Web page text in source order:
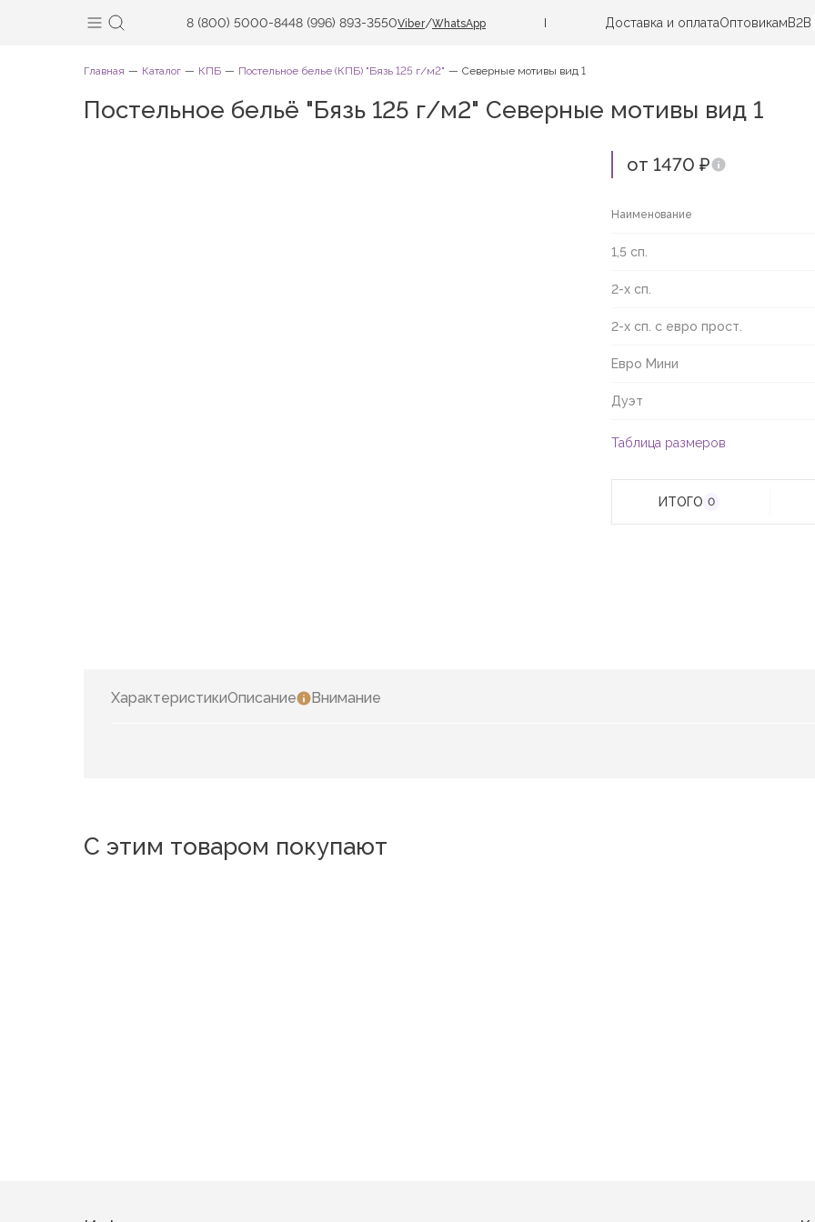
8 (800) 5000-8448 (996) 893-3550Viber/WhatsApp Доставка и оплатаОптовикамB2B
Главная Каталог КПБ Постельное белье (КПБ) "Бязь 125 г/м2" Северные мотивы вид 1
Постельное бельё "Бязь 125 г/м2" Северные мотивы вид 1
от 1470 ₽
Наименование
1,5 сп.
2-х сп.
2-х сп. с евро прост.
Евро Мини
Дуэт
Таблица размеров
ИТОГО 0
ХарактеристикиОписание Внимание
С этим товаром покупают